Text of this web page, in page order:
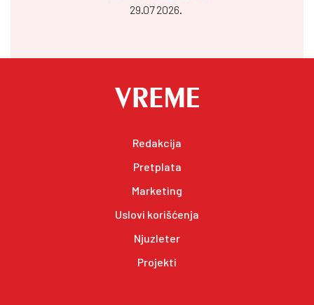
29.07 2026.
Redakcija
Pretplata
Marketing
Uslovi korišćenja
Njuzleter
Projekti